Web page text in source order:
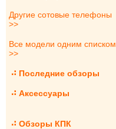
Другие сотовые телефоны
>>
Все модели одним списком
>>
Последние обзоры
Аксессуары
Обзоры КПК